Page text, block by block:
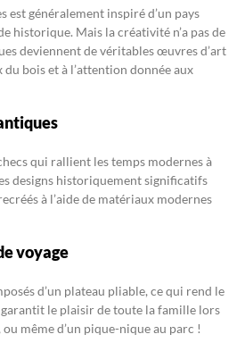
est généralement inspiré d’un pays
historique. Mais la créativité n’a pas de
deviennent de véritables œuvres d’art
bois et à l’attention donnée aux
qui rallient les temps modernes à
designs historiquement significatifs
à l’aide de matériaux modernes
voyage
d’un plateau pliable, ce qui rend le
le plaisir de toute la famille lors
même d’un pique-nique au parc !